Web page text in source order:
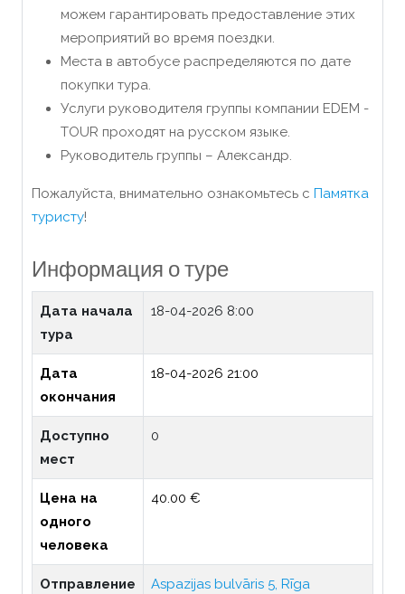
можем гарантировать предоставление этих
мероприятий во время поездки.
Места в автобусе распределяются по дате
покупки тура.
Услуги руководителя группы компании EDEM -
TOUR проходят на русском языке.
Руководитель группы – Александр.
Пожалуйста, внимательно ознакомьтесь с Памятка
туристу!
Информация о туре
Дата начала
тура
18-04-2026 8:00
Дата
окончания
18-04-2026 21:00
Доступно
мест
0
Цена на
одного
человека
40.00 €
Отправление
Aspazijas bulvāris 5, Rīga